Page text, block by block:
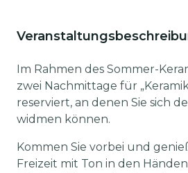
Im Rahmen des Sommer-
zwei Nachmittage für
reserviert, an denen Sie sich
widmen können.
Kommen Sie vorbei und
Freizeit mit Ton in den